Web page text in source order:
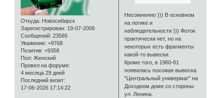
Откуда: Новосибирск
Зарегистрирован: 19-07-2009
Сообщений: 23565
Уважение: +9768
Позитив: +9358
Пол: Женский
Провел на форуме:
4 месяца 29 дней
Последний визит:
17-06-2026 17:14:22
Несомненно ))) В основном
на логике и
наблюдательности ))) Фоток
практически нет, но на
некоторых есть фрагменты
какой-то вывески.
Кроме того, в 1960-61
появилась похожая вывеска
"Центральный универмаг" на
Доходном доме со стороны
ул. Ленина.